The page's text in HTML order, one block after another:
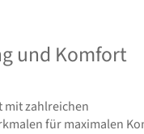
und Komfort
mit zahlreichen
für maximalen